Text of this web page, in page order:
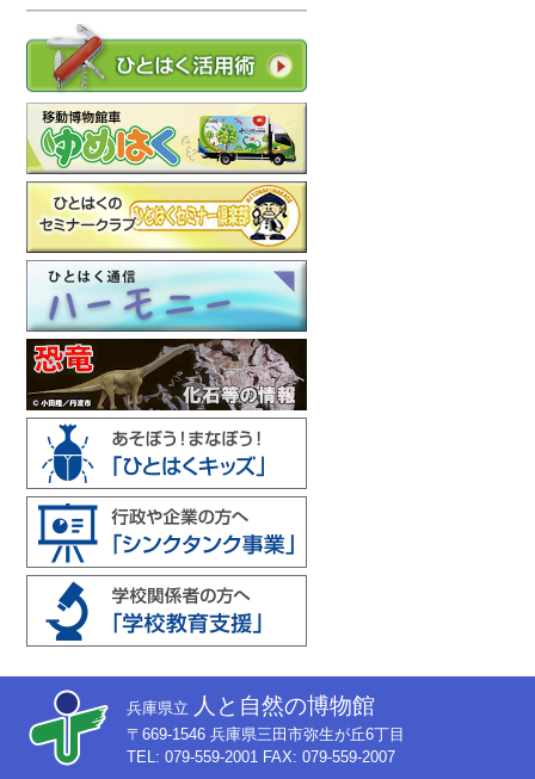
兵庫県立 人と自然の博物館
〒669-1546 兵庫県三田市弥生が丘6丁目
TEL: 079-559-2001 FAX: 079-559-2007